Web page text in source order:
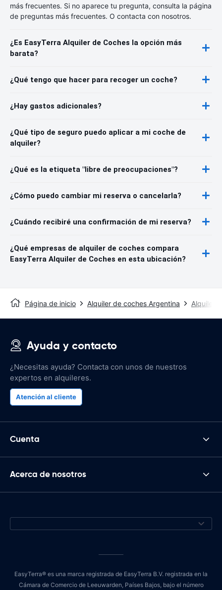
más frecuentes. Si no aparece tu pregunta, consulta la página
de preguntas más frecuentes. O contacta con nosotros.
¿Es EasyTerra Alquiler de Coches la opción más
barata?
¿Qué tengo que hacer para recoger un coche?
¿Hay gastos adicionales?
¿Qué tipo de seguro puedo aplicar a mi coche de
alquiler?
¿Qué es la etiqueta "libre de preocupaciones"?
¿Cómo puedo cambiar mi reserva o cancelarla?
¿Cuándo recibiré una confirmación de mi reserva?
¿Qué empresas de alquiler de coches compara
EasyTerra Alquiler de Coches en esta ubicación?
Página de inicio Alquiler de coches Argentina Alquiler
Ayuda y contacto
¿Necesitas ayuda? Contacta con unos de nuestros
expertos en alquileres.
Atención al cliente
Cuenta
Acerca de nosotros
EasyTerra® es una marca registrada de EasyTerra B.V. registrada en la
Cámara de Comercio de Leeuwarden, Países Bajos, bajo el número